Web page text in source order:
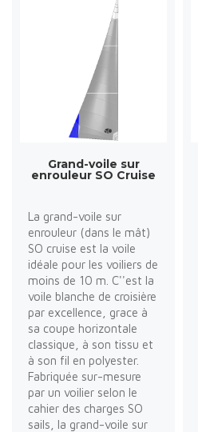
Grand-voile sur
enrouleur SO Cruise
La grand-voile sur
enrouleur (dans le mât)
SO cruise est la voile
idéale pour les voiliers de
moins de 10 m. C''est la
voile blanche de croisière
par excellence, grace à
sa coupe horizontale
classique, à son tissu et
à son fil en polyester.
Fabriquée sur-mesure
par un voilier selon le
cahier des charges SO
sails, la grand-voile sur